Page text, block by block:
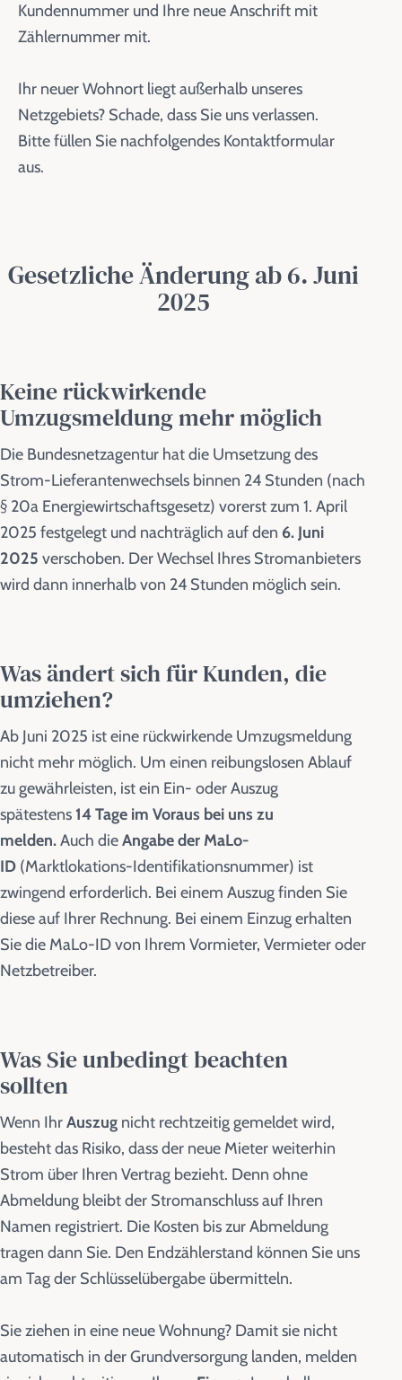
Kundennummer und Ihre neue Anschrift mit
Zählernummer mit.
Ihr neuer Wohnort liegt außerhalb unseres
Netzgebiets? Schade, dass Sie uns verlassen.
Bitte füllen Sie nachfolgendes Kontaktformular
aus.
Gesetzliche Änderung ab 6. Juni
2025
Keine rückwirkende
Umzugsmeldung mehr möglich
Die Bundesnetzagentur hat die Umsetzung des
Strom-Lieferantenwechsels binnen 24 Stunden (nach
§ 20a Energiewirtschaftsgesetz) vorerst zum 1. April
2025 festgelegt und nachträglich auf den 6. Juni
2025 verschoben. Der Wechsel Ihres Stromanbieters
wird dann innerhalb von 24 Stunden möglich sein.
Was ändert sich für Kunden, die
umziehen?
Ab Juni 2025 ist eine rückwirkende Umzugsmeldung
nicht mehr möglich. Um einen reibungslosen Ablauf
zu gewährleisten, ist ein Ein- oder Auszug
spätestens 14 Tage im Voraus bei uns zu
melden.Auch dieAngabe der MaLo-
ID (Marktlokations-Identifikationsnummer) ist
zwingend erforderlich. Bei einem Auszug finden Sie
diese auf Ihrer Rechnung. Bei einem Einzug erhalten
Sie die MaLo-ID von Ihrem Vormieter, Vermieter oder
Netzbetreiber.
Was Sie unbedingt beachten
sollten
Wenn IhrAuszug nicht rechtzeitig gemeldet wird,
besteht das Risiko, dass der neue Mieter weiterhin
Strom über Ihren Vertrag bezieht. Denn ohne
Abmeldung bleibt der Stromanschluss auf Ihren
Namen registriert. Die Kosten bis zur Abmeldung
tragen dann Sie. Den Endzählerstand können Sie uns
am Tag der Schlüsselübergabe übermitteln.
Sie ziehen in eine neue Wohnung? Damit sie nicht
automatisch in der Grundversorgung landen, melden